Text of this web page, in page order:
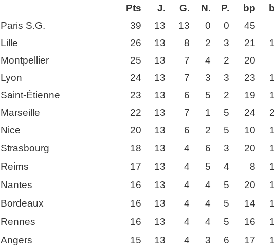
Pts J. G. N. P. bp
Paris S.G. 39 13 13 0 0 45
Lille 26 13 8 2 3 21
Montpellier 25 13 7 4 2 20
Lyon 24 13 7 3 3 23
Saint-Étienne 23 13 6 5 2 19
Marseille 22 13 7 1 5 24
Nice 20 13 6 2 5 10
Strasbourg 18 13 4 6 3 20
Reims 17 13 4 5 4 8
Nantes 16 13 4 4 5 20
Bordeaux 16 13 4 4 5 14
Rennes 16 13 4 4 5 16
Angers 15 13 4 3 6 17